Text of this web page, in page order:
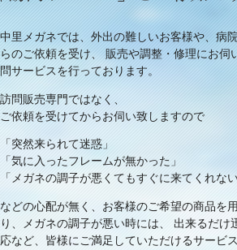
中里メガネでは、外出の難しいお客様や、病
らのご依頼を受け、 販売や調整・修理にお伺
問サービスを行っております。
訪問販売専門ではなく、
ご依頼を受けてからお伺い致しますので
「突然来られて迷惑」
「気に入ったフレームが無かった」
「メガネの調子が悪くてもすぐに来てくれない
などの心配が無く、お客様のご希望の商品を
り、メガネの調子が悪い時には、 出来るだけ
応など、皆様にご満足していただけるサービ